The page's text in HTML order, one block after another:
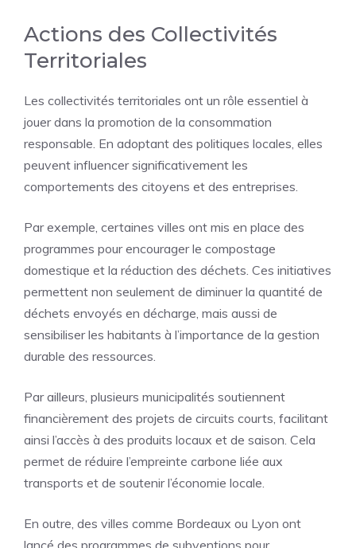
Actions des Collectivités
Territoriales
Les collectivités territoriales ont un rôle essentiel à
jouer dans la promotion de la consommation
responsable. En adoptant des politiques locales, elles
peuvent influencer significativement les
comportements des citoyens et des entreprises.
Par exemple, certaines villes ont mis en place des
programmes pour encourager le compostage
domestique et la réduction des déchets. Ces initiatives
permettent non seulement de diminuer la quantité de
déchets envoyés en décharge, mais aussi de
sensibiliser les habitants à l’importance de la gestion
durable des ressources.
Par ailleurs, plusieurs municipalités soutiennent
financièrement des projets de circuits courts, facilitant
ainsi l’accès à des produits locaux et de saison. Cela
permet de réduire l’empreinte carbone liée aux
transports et de soutenir l’économie locale.
En outre, des villes comme Bordeaux ou Lyon ont
lancé des programmes de subventions pour